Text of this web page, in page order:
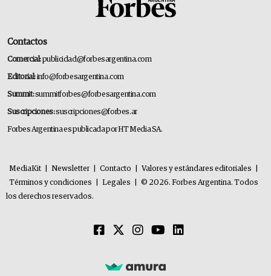
Contactos
Comercial:publicidad@forbesargentina.com
Editorial:info@forbesargentina.com
Summit:summitforbes@forbesargentina.com
Suscripciones:suscripciones@forbes.ar
Forbes Argentina es publicada por HT Media SA.
MediaKit Newsletter Contacto Valores y estándares editoriales
Términos y condiciones
Legales
© 2026. Forbes Argentina. Todos
los derechos reservados.